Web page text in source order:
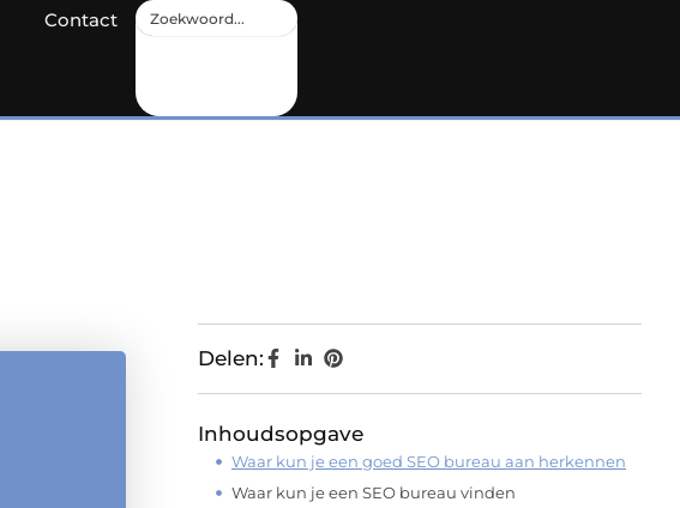
Contact
Delen:
Inhoudsopgave
Waar kun je een goed SEO bureau aan herkennen
Waar kun je een SEO bureau vinden